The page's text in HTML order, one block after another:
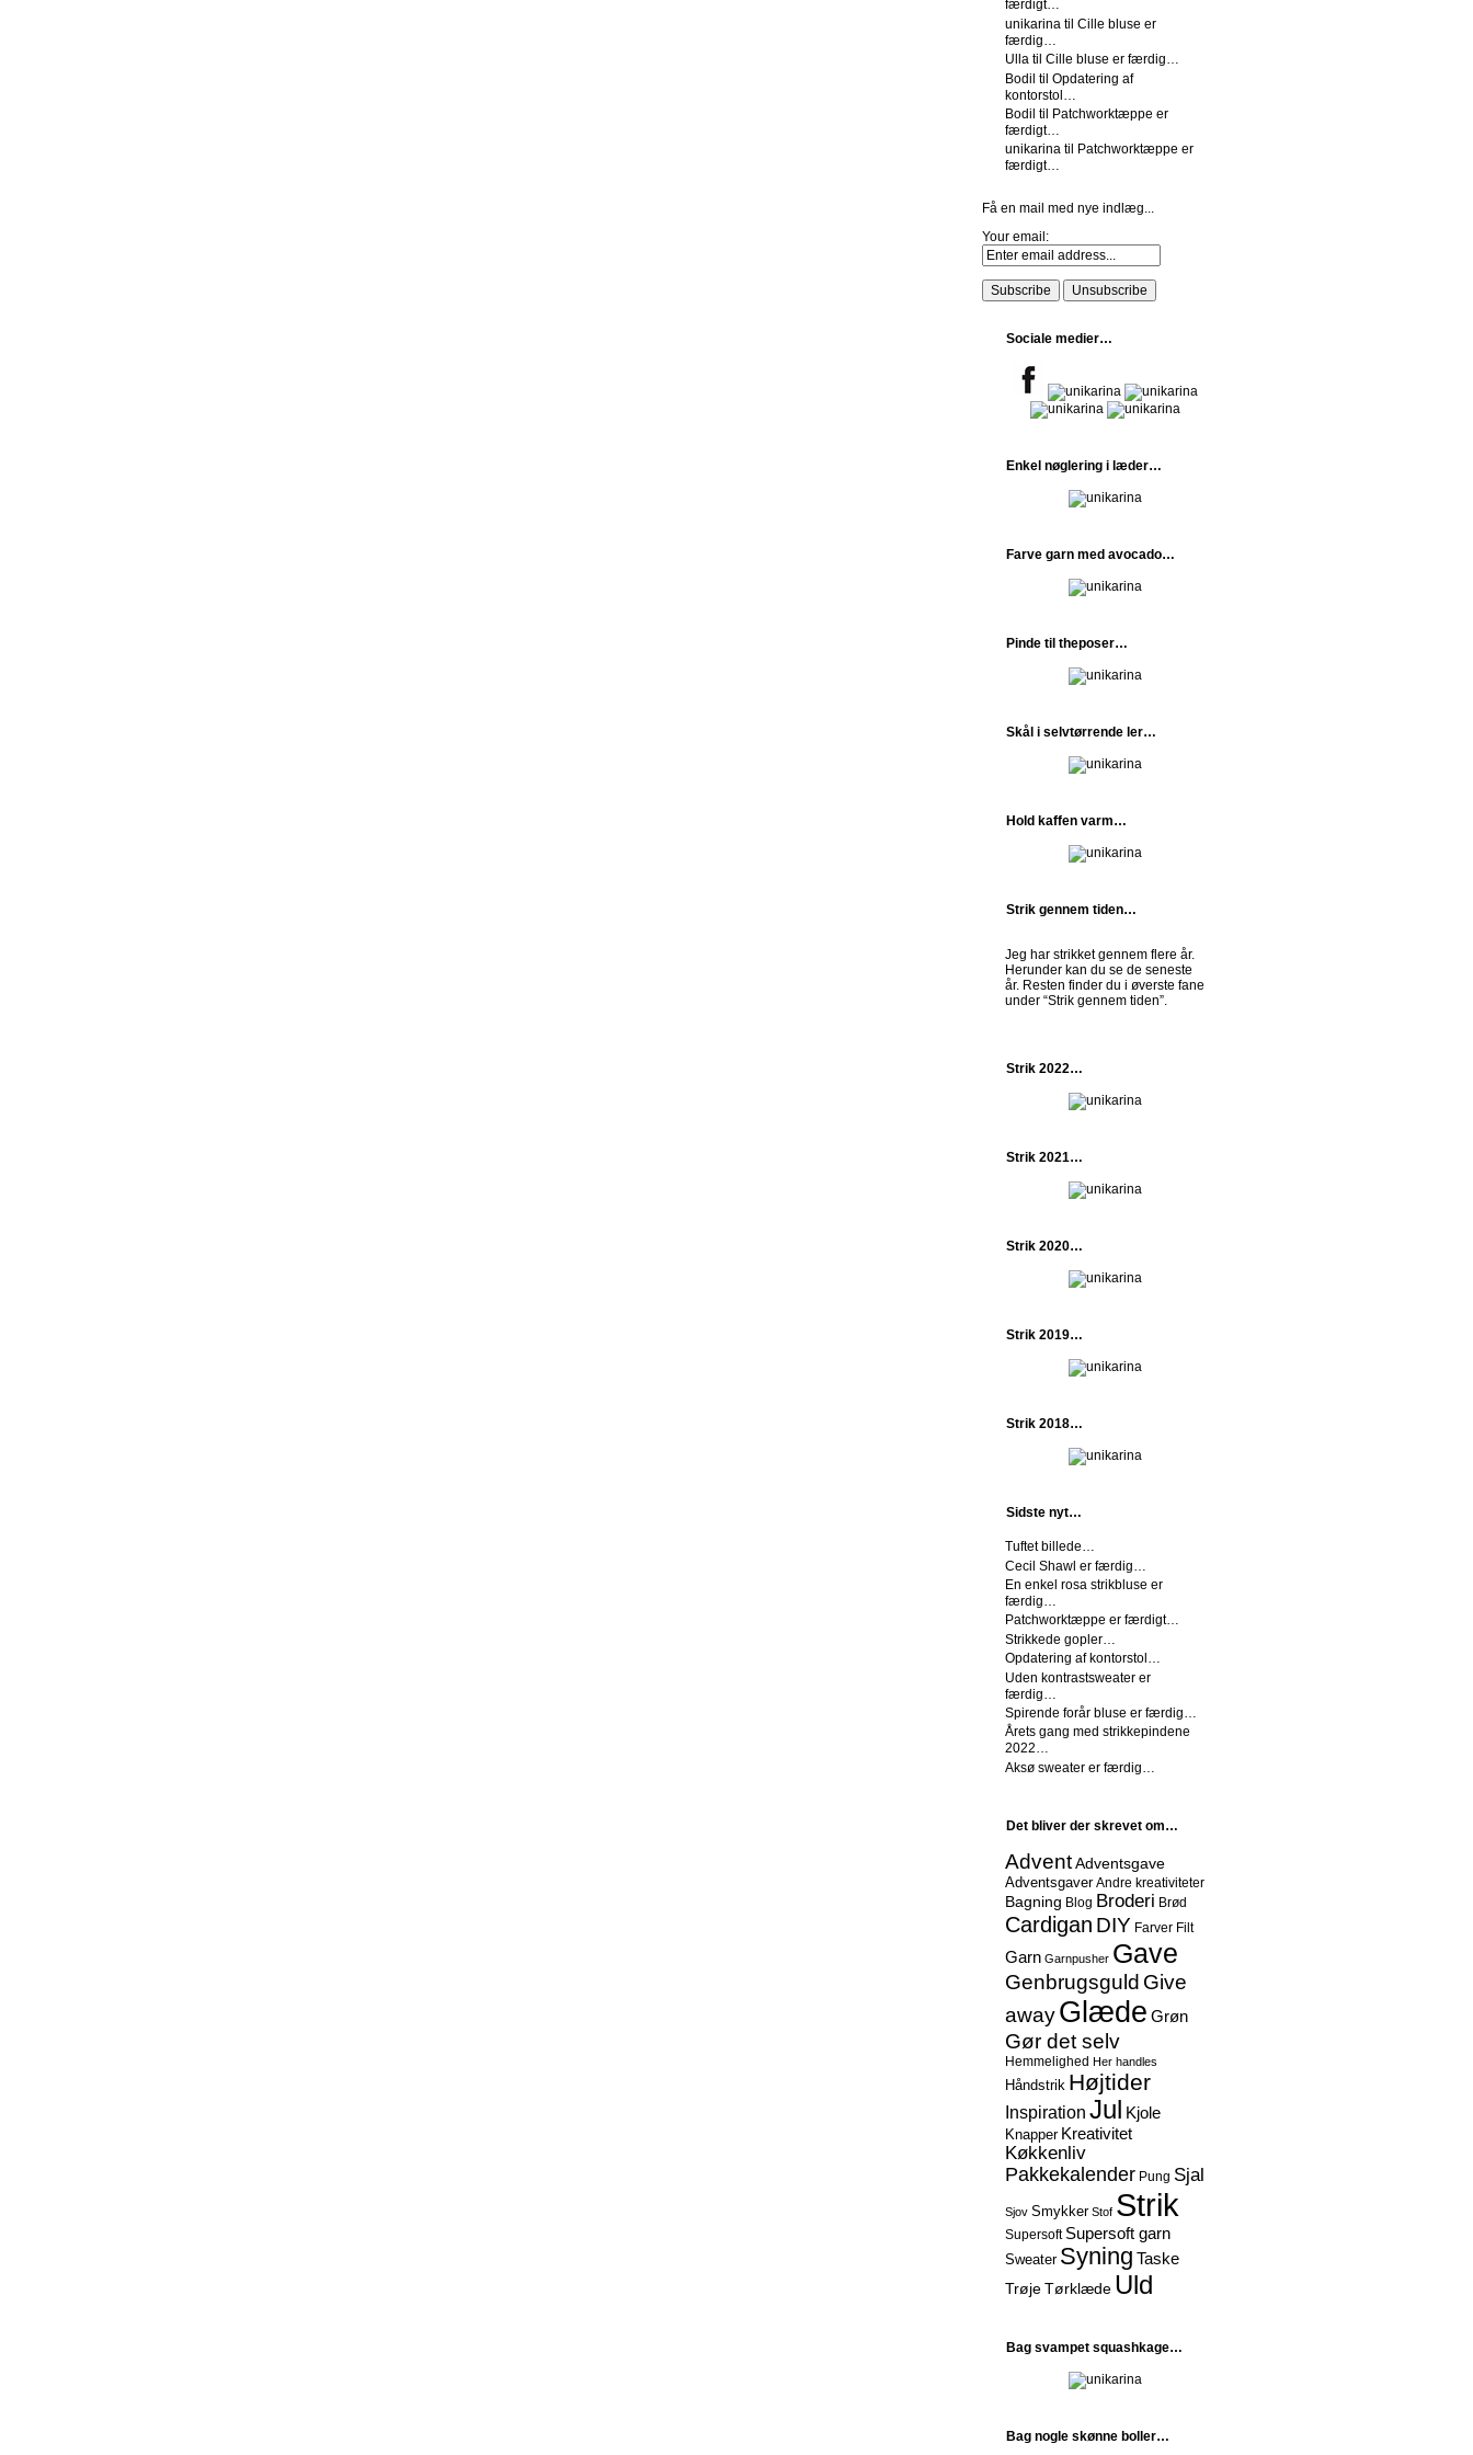
færdigt…
unikarina til Cille bluse er
færdig…
Ulla til Cille bluse er færdig…
Bodil til Opdatering af
kontorstol…
Bodil til
Patchworktæppe er
færdigt…
unikarina til
Patchworktæppe er
færdigt…
Få en mail med nye indlæg...
Your email:
Sociale medier…
Enkel nøglering i læder…
Farve garn med avocado…
Pinde til theposer…
Skål i selvtørrende ler…
Hold kaffen varm…
Strik gennem tiden…
Jeg har strikket gennem flere år.
Herunder kan du se de seneste
år. Resten finder du i øverste fane
under “Strik gennem tiden”.
Strik 2022…
Strik 2021…
Strik 2020…
Strik 2019…
Strik 2018…
Sidste nyt…
Tuftet billede…
Cecil Shawl er færdig…
En enkel rosa strikbluse er
færdig…
Patchworktæppe er færdigt…
Strikkede gopler…
Opdatering af kontorstol…
Uden kontrastsweater er
færdig…
Spirende forår bluse er færdig…
Årets gang med strikkepindene
2022…
Aksø sweater er færdig…
Det bliver der skrevet om…
Advent Adventsgave
Adventsgaver Andre kreativiteter
Bagning Blog Broderi Brød
Cardigan DIY Farver Filt
Garn Garnpusher Gave
Genbrugsguld Give
awayGlæde Grøn
Gør det selv
Hemmelighed Her handles
Håndstrik Højtider
Inspiration Jul Kjole
Knapper Kreativitet
Køkkenliv
Pakkekalender Pung Sjal
Sjov Smykker Stof Strik
Supersoft Supersoft garn
Sweater Syning Taske
TrøjeTørklæde Uld
Bag svampet squashkage…
Bag nogle skønne boller…